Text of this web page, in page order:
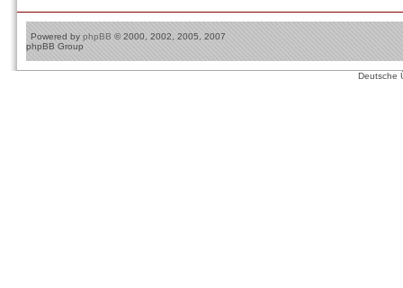
Powered by phpBB © 2000, 2002, 2005, 2007
phpBB Group
Deutsche